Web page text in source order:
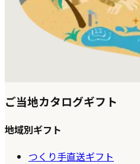
ご当地カタログギフト
地域別ギフト
つくり手直送ギフト